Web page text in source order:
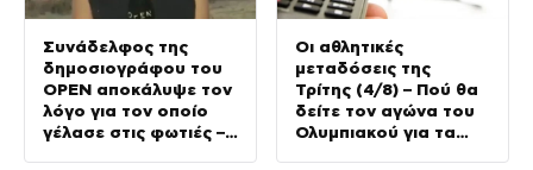
Συνάδελφος της
δημοσιογράφου του
OPEN αποκάλυψε τον
λόγο για τον οποίο
γέλασε στις φωτιές –
Οι αθλητικές
μεταδόσεις της
Τρίτης (4/8) – Πού θα
δείτε τον αγώνα του
Ολυμπιακού για τα